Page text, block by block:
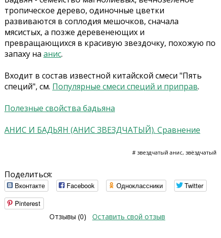
тропическое дерево, одиночные цветки
развиваются в соплодия мешочков, сначала
мясистых, а позже деревенеющих и
превращающихся в красивую звездочку, похожую по
запаху на анис.
Входит в состав известной китайской смеси "Пять
специй", см. Популярные смеси специй и приправ.
Полезные свойства бадьяна
АНИС И БАДЬЯН (АНИС ЗВЕЗДЧАТЫЙ). Сравнение
# звездчатый анис, звёздчатый
Поделиться:
Вконтакте Facebook Одноклассники
Twitter
Pinterest
Отзывы (0)
Оставить свой отзыв